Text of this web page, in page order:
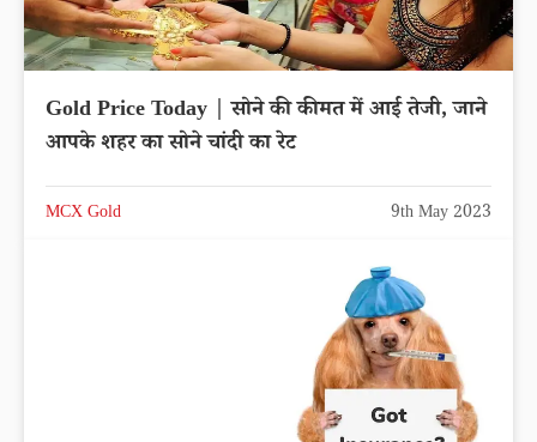
Gold Price Today | सोने की कीमत में आई तेजी, जाने
आपके शहर का सोने चांदी का रेट
MCX Gold 9th May 2023